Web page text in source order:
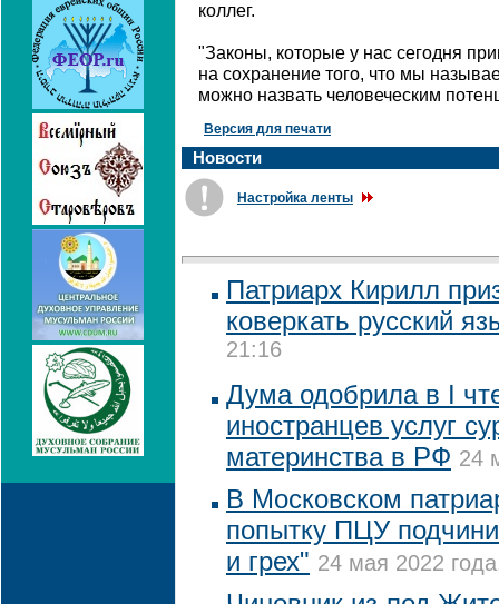
коллег.
"Законы, которые у нас сегодня
на сохранение того, что мы
можно назвать человеческим
Версия для печати
Новости
Настройка ленты
Патриарх Кирилл
коверкать русский
21:16
Дума одобрила в I
иностранцев услуг
материнства в РФ 24
В Московском
попытку ПЦУ
и грех" 24 мая 2022